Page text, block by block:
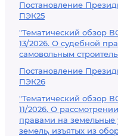
Постановление
ПЭК25
"Тематический обзор
13/2026. О судебной
самовольным
Постановление
ПЭК26
"Тематический обзор
11/2026. О
правами на земельные
земель, изъятых из